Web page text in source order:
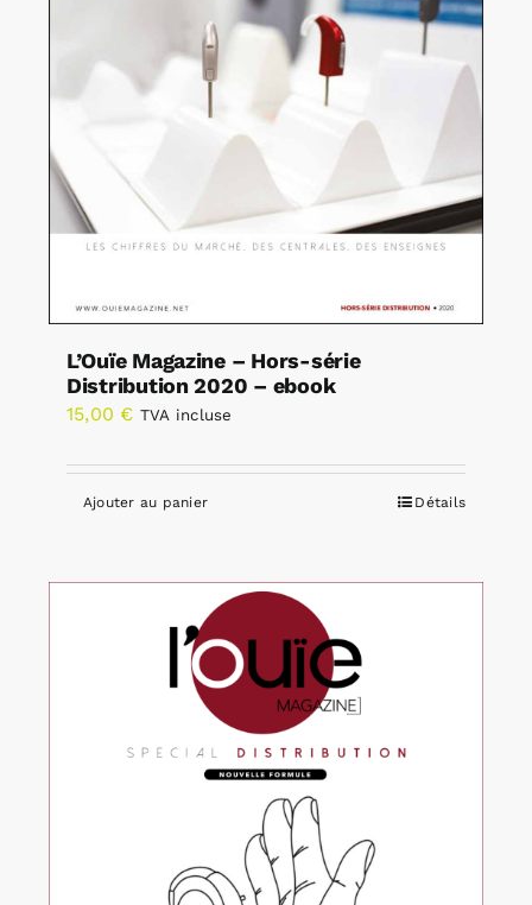
L’Ouïe Magazine – Hors-série
Distribution 2020 – ebook
15,00 € TVA incluse
Ajouter au panier Détails